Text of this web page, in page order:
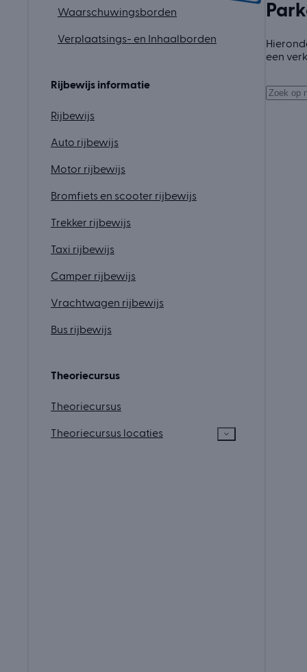
Waarschuwingsborden
Verplaatsings- en Inhaalborden
Rijbewijs informatie
Rijbewijs
Auto rijbewijs
Motor rijbewijs
Bromfiets en scooter rijbewijs
Trekker rijbewijs
Taxi rijbewijs
Camper rijbewijs
Vrachtwagen rijbewijs
Bus rijbewijs
Theoriecursus
Theoriecursus
Theoriecursus locaties
een